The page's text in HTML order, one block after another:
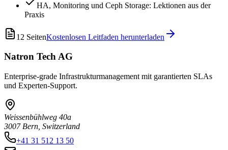
HA, Monitoring und Ceph Storage: Lektionen aus der
Praxis
12 SeitenKostenlosen Leitfaden herunterladen
Natron Tech AG
Enterprise-grade Infrastrukturmanagement mit garantierten SLAs
und Experten-Support.
Weissenbühlweg 40a
3007 Bern, Switzerland
+41 31 512 13 50